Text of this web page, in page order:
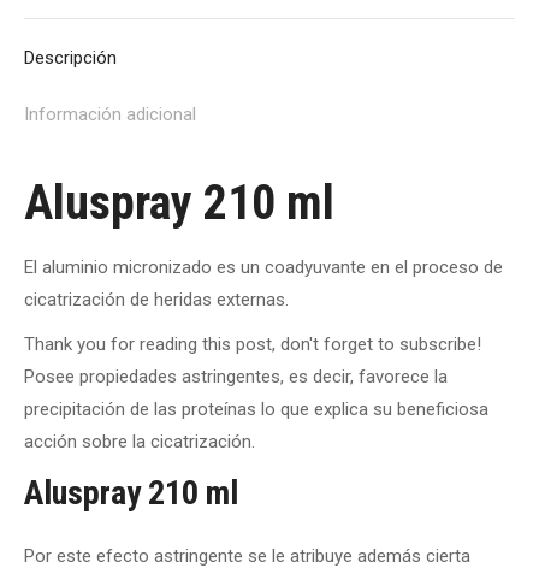
Descripción
Información adicional
Aluspray 210 ml
El aluminio micronizado es un coadyuvante en el proceso de
cicatrización de heridas externas.
Thank you for reading this post, don't forget to subscribe!
Posee propiedades astringentes, es decir, favorece la
precipitación de las proteínas lo que explica su beneficiosa
acción sobre la cicatrización.
Aluspray 210 ml
Por este efecto astringente se le atribuye además cierta